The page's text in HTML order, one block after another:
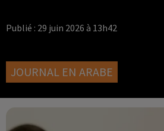
Publié : 29 juin 2026 à 13h42
JOURNAL EN ARABE